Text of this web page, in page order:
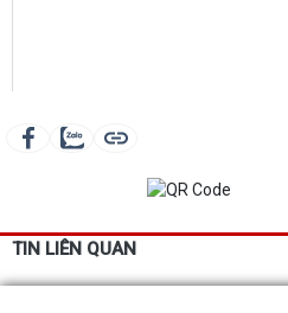
TIN LIÊN QUAN